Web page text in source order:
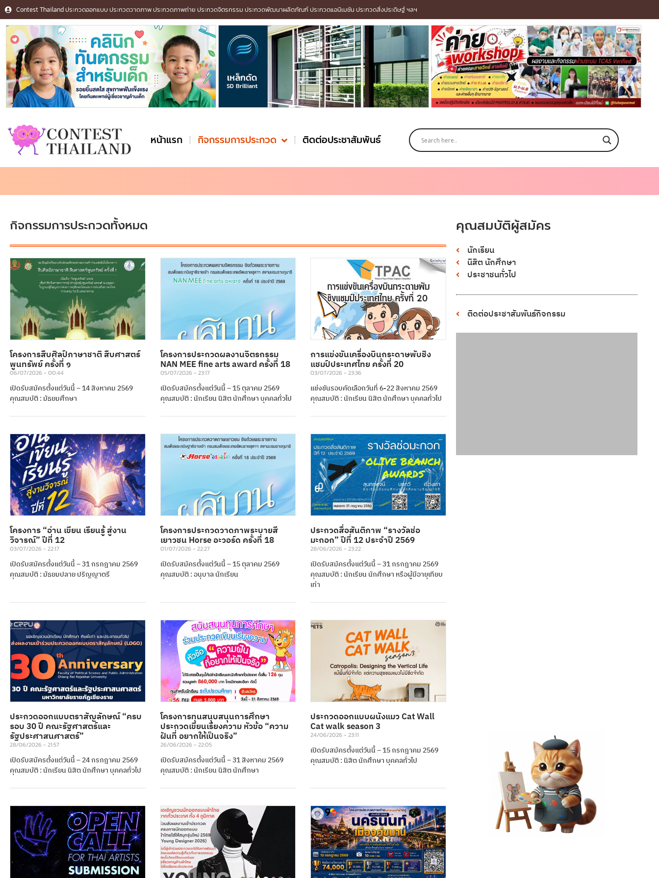
Contest Thailand ประกวดออกแบบ ประกวดวาดภาพ ประกวดภาพถ่าย ประกวดจิตรกรรม ประกวดพัฒนาผลิตภัณฑ์ ประกวดแอนิเมชัน ประกวดสิ่งประดิษฐ์ ฯลฯ
หน้าแรก กิจกรรมการประกวด ติดต่อประชาสัมพันธ์
กิจกรรมการประกวดทั้งหมด
โครงการสืบศิลป์ภาษาชาติ สืบศาสตร์
พูนทรัพย์ ครั้งที่ ๑
06/07/2026 00:44
เปิดรับสมัครตั้งแต่วันนี้ – 14 สิงหาคม 2569
คุณสมบัติ : มัธยมศึกษา
โครงการประกวดผลงานจิตรกรรม
NAN MEE fine arts award ครั้งที่ 18
05/07/2026 23:17
เปิดรับสมัครตั้งแต่วันนี้ – 15 ตุลาคม 2569
คุณสมบัติ : นักเรียน นิสิต นักศึกษา บุคคลทั่วไป
การแข่งขันเครื่องบินกระดาษพับชิง
แชมป์ประเทศไทย ครั้งที่ 20
03/07/2026 23:36
แข่งขันรอบคัดเลือกวันที่ 6-22 สิงหาคม 2569
คุณสมบัติ : นักเรียน นิสิต นักศึกษา บุคคลทั่วไป
โครงการ “อ่าน เขียน เรียนรู้ สู่งาน
วิจารณ์” ปีที่ 12
03/07/2026 22:17
เปิดรับสมัครตั้งแต่วันนี้ – 31 กรกฎาคม 2569
คุณสมบัติ : มัธยมปลาย ปริญญาตรี
โครงการประกวดวาดภาพระบายสี
เยาวชน Horse อะวอร์ด ครั้งที่ 18
01/07/2026 22:27
เปิดรับสมัครตั้งแต่วันนี้ – 15 ตุลาคม 2569
คุณสมบัติ : อนุบาล นักเรียน
ประกวดสื่อสันติภาพ “รางวัลช่อ
มะกอก” ปีที่ 12 ประจำปี 2569
28/06/2026 23:22
เปิดรับสมัครตั้งแต่วันนี้ – 31 กรกฎาคม 2569
คุณสมบัติ : นักเรียน นักศึกษา หรือผู้มีอายุเทียบ
เท่า
ประกวดออกแบบตราสัญลักษณ์ “ครบ
รอบ 30 ปี คณะรัฐศาสตร์และ
รัฐประศาสนศาสตร์”
28/06/2026 21:57
เปิดรับสมัครตั้งแต่วันนี้ – 24 กรกฎาคม 2569
คุณสมบัติ : นักเรียน นิสิต นักศึกษา บุคคลทั่วไป
โครงการทุนสนุบสนุนการศึกษา
ประกวดเขียนเรียงความ หัวข้อ “ความ
ฝันที่ อยากให้เป็นจริง”
26/06/2026 22:05
เปิดรับสมัครตั้งแต่วันนี้ – 31 สิงหาคม 2569
คุณสมบัติ : นักเรียน นิสิต นักศึกษา
ประกวดออกแบบผนังแมว Cat Wall
Cat walk season 3
24/06/2026 23:11
เปิดรับสมัครตั้งแต่วันนี้ – 15 กรกฎาคม 2569
คุณสมบัติ : นิสิต นักศึกษา บุคคลทั่วไป
คุณสมบัติผู้สมัคร
นักเรียน
นิสิต นักศึกษา
ประชาชนทั่วไป
ติดต่อประชาสัมพันธ์กิจกรรม